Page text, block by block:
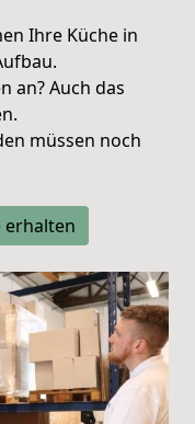
Ihre Küche in
an? Auch das
müssen noch
erhalten